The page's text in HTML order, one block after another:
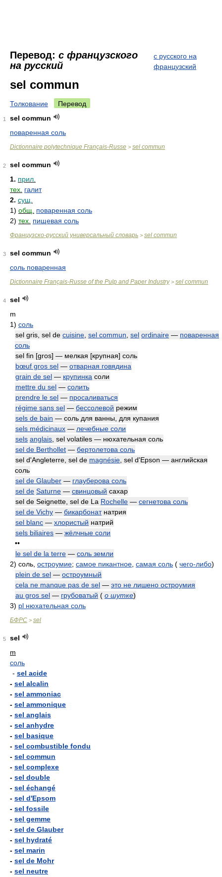
Перевод: с французского
на русский
с русского на
французский
sel commun
Толкование Перевод
1
sel commun
поваренная соль
Dictionnaire polytechnique Français-Russe > sel commun
2
sel commun
1. прил.
тех. галит
2. сущ.
1) общ.
поваренная соль
2) тех. пищевая соль
Французско-русский универсальный словарь > sel commun
3
sel commun
соль поваренная
Dictionnaire Français-Russe of the Pulp and Paper Industry> sel commun
4
sel
m
1) соль
sel gris, sel de cuisine sel commun sel ordinaire — поваренная
соль
sel fin [gros] — мелкая [крупная] соль
bœuf gros sel — отварная говядина
grain de sel — крупинка соли
mettre du sel — солить
prendre le sel — просаливаться
régime sans sel — бессолевой режим
sels de bain — соль для ванны, для купания
sels médicinaux — лечебные соли
sels anglais , sel volatiles — нюхательная соль
sel de Berthollet — бертолетова соль
sel d'Angleterre, sel de magnésie , sel d'Epson — английская
соль
sel de Glauber — глауберова соль
sel de Saturne — свинцовый сахар
sel de Seignette, sel de La Rochelle — сегнетова соль
sel de Vichy — бикарбонатнатрия
sel blanc — хлористый натрий
sels biliaires — жёлчные соли
••
le sel de la terre — соль земли
2) соль, остроумие; самое пикантное самая соль ( чего-либо)
plein de sel — остроумный
cela ne manque pas de sel — это не лишено остроумия
au gros sel — грубоватый ( о шутке)
3) pl нюхательная соль
БФРС > sel
5
sel
m
соль
- sel acide
- sel alcalin
- sel ammoniac
- sel ammonique
- sel anglais
- sel anhydre
- sel basique
- sel combustible fondu
- sel commun
- sel complexe
- sel double
- sel échangé
- sel d'Epsom
- sel fossile
- sel gemme
- sel de Glauber
- sel hydraté
- sel marin
- sel de Mohr
- sel neutre